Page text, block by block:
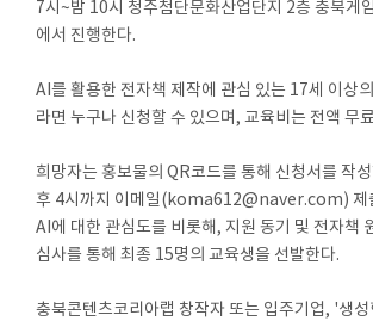
7시~밤 10시 청주첨단문화산업단지 2층 충북게
에서 진행한다.
AI를 활용한 전자책 제작에 관심 있는 17세 이상의
라면 누구나 신청할 수 있으며, 교육비는 전액 무
희망자는 홍보물의 QR코드를 통해 신청서를 작
후 4시까지 이메일(koma612@naver.com) 제
AI에 대한 관심도를 비롯해, 지원 동기 및 전자책
심사를 통해 최종 15명의 교육생을 선발한다.
충북콘텐츠코리아랩 창작자 또는 입주기업, '생성